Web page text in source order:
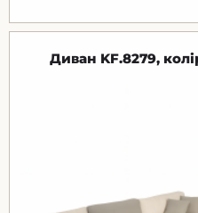
Диван KF.8279,